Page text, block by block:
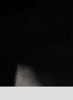
「90%は失敗する。で